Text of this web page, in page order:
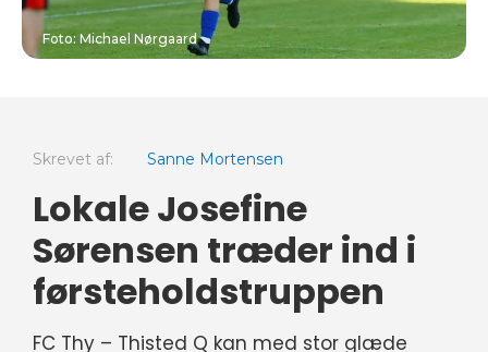
Foto: Michael Nørgaard
Skrevet af: Sanne Mortensen
Lokale Josefine
Sørensen træder ind i
førsteholdstruppen
FC Thy – Thisted Q kan med stor glæde